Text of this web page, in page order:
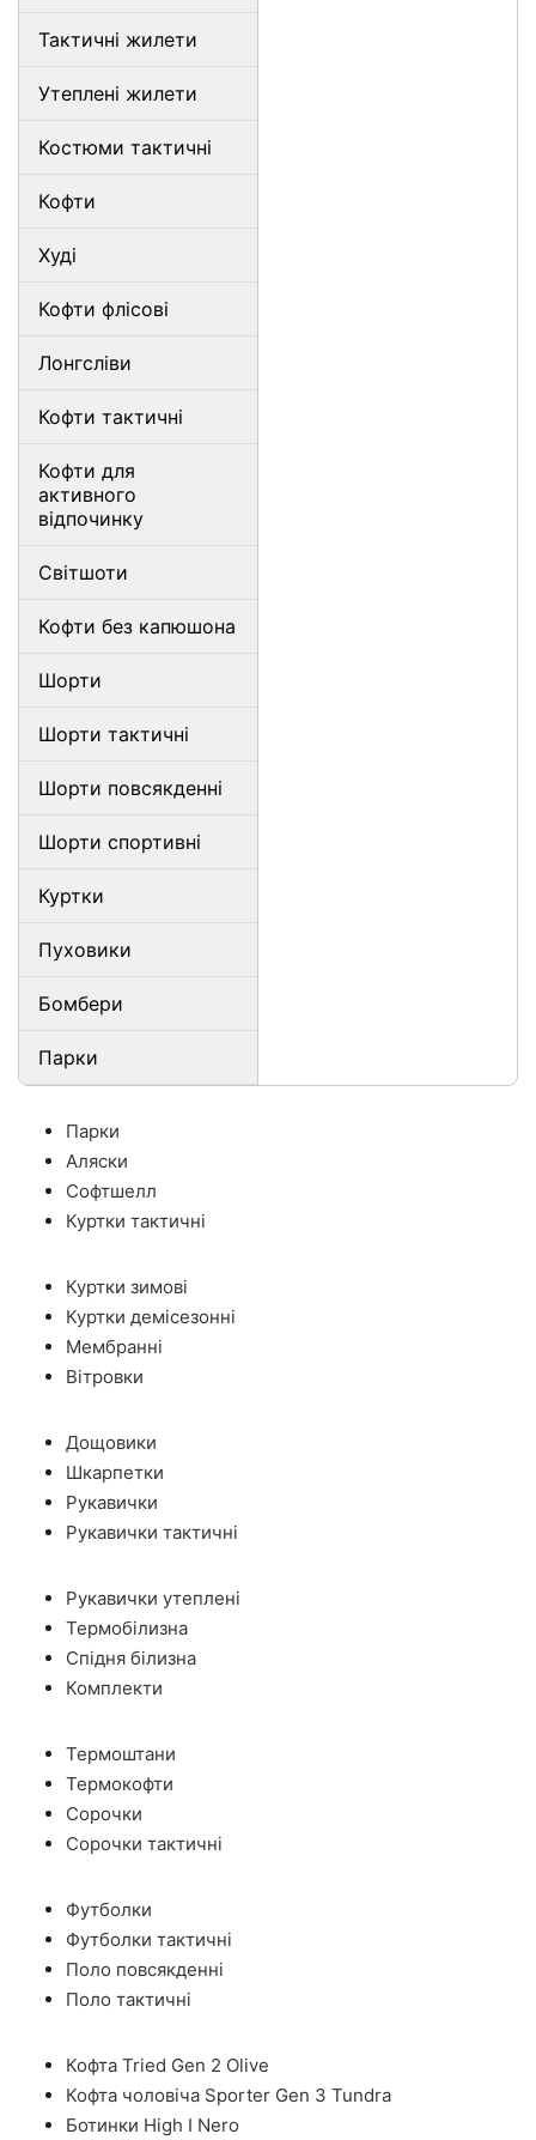
Тактичні жилети
Утеплені жилети
Костюми тактичні
Кофти
Худі
Кофти флісові
Лонгсліви
Кофти тактичні
Кофти для
активного
відпочинку
Світшоти
Кофти без капюшона
Шорти
Шорти тактичні
Шорти повсякденні
Шорти спортивні
Куртки
Пуховики
Бомбери
Парки
Парки
Аляски
Софтшелл
Куртки тактичні
Куртки зимові
Куртки демісезонні
Мембранні
Вітровки
Дощовики
Шкарпетки
Рукавички
Рукавички тактичні
Рукавички утеплені
Термобілизна
Спідня білизна
Комплекти
Термоштани
Термокофти
Сорочки
Сорочки тактичні
Футболки
Футболки тактичні
Поло повсякденні
Поло тактичні
Кофта Tried Gen 2 Olive
Кофта чоловіча Sporter Gen 3 Tundra
Ботинки High I Nero